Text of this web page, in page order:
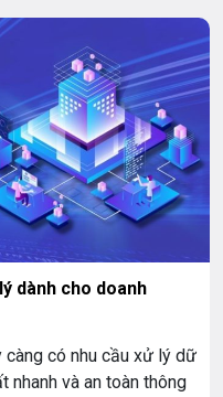
dành cho doanh
càng có nhu cầu xử lý dữ
nhanh và an toàn thông